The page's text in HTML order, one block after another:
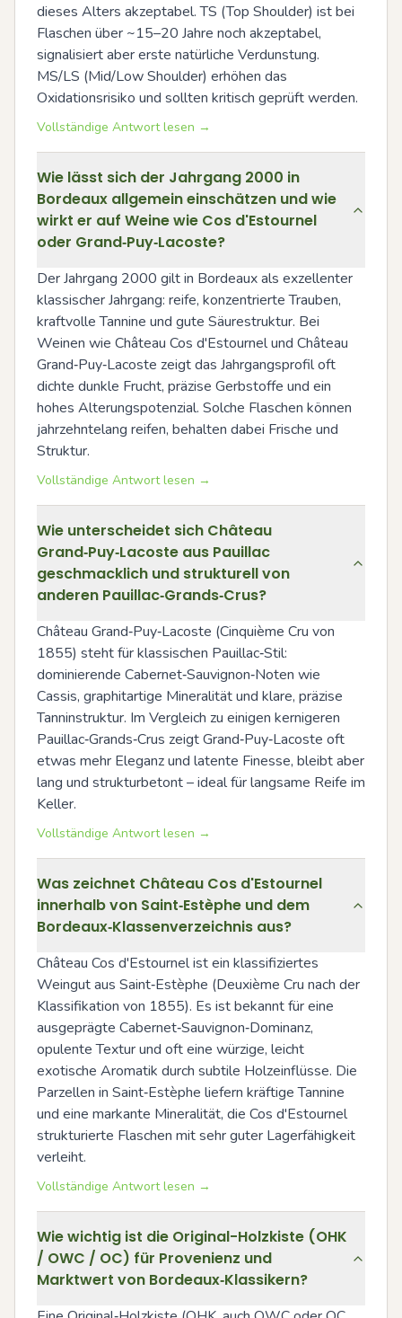
dieses Alters akzeptabel. TS (Top Shoulder) ist bei
Flaschen über ~15–20 Jahre noch akzeptabel,
signalisiert aber erste natürliche Verdunstung.
MS/LS (Mid/Low Shoulder) erhöhen das
Oxidationsrisiko und sollten kritisch geprüft werden.
Vollständige Antwort lesen →
Wie lässt sich der Jahrgang 2000 in
Bordeaux allgemein einschätzen und wie
wirkt er auf Weine wie Cos d'Estournel
oder Grand‑Puy‑Lacoste?
Der Jahrgang 2000 gilt in Bordeaux als exzellenter
klassischer Jahrgang: reife, konzentrierte Trauben,
kraftvolle Tannine und gute Säurestruktur. Bei
Weinen wie Château Cos d'Estournel und Château
Grand‑Puy‑Lacoste zeigt das Jahrgangsprofil oft
dichte dunkle Frucht, präzise Gerbstoffe und ein
hohes Alterungspotenzial. Solche Flaschen können
jahrzehntelang reifen, behalten dabei Frische und
Struktur.
Vollständige Antwort lesen →
Wie unterscheidet sich Château
Grand‑Puy‑Lacoste aus Pauillac
geschmacklich und strukturell von
anderen Pauillac‑Grands‑Crus?
Château Grand‑Puy‑Lacoste (Cinquième Cru von
1855) steht für klassischen Pauillac‑Stil:
dominierende Cabernet‑Sauvignon‑Noten wie
Cassis, graphitartige Mineralität und klare, präzise
Tanninstruktur. Im Vergleich zu einigen kernigeren
Pauillac‑Grands‑Crus zeigt Grand‑Puy‑Lacoste oft
etwas mehr Eleganz und latente Finesse, bleibt aber
lang und strukturbetont – ideal für langsame Reife im
Keller.
Vollständige Antwort lesen →
Was zeichnet Château Cos d'Estournel
innerhalb von Saint‑Estèphe und dem
Bordeaux‑Klassenverzeichnis aus?
Château Cos d'Estournel ist ein klassifiziertes
Weingut aus Saint‑Estèphe (Deuxième Cru nach der
Klassifikation von 1855). Es ist bekannt für eine
ausgeprägte Cabernet‑Sauvignon‑Dominanz,
opulente Textur und oft eine würzige, leicht
exotische Aromatik durch subtile Holzeinflüsse. Die
Parzellen in Saint‑Estèphe liefern kräftige Tannine
und eine markante Mineralität, die Cos d'Estournel
strukturierte Flaschen mit sehr guter Lagerfähigkeit
verleiht.
Vollständige Antwort lesen →
Wie wichtig ist die Original-Holzkiste (OHK
/ OWC / OC) für Provenienz und
Marktwert von Bordeaux‑Klassikern?